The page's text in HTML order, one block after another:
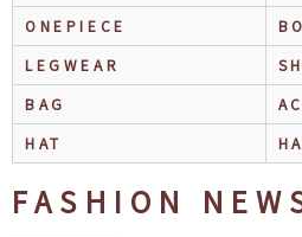
ONEPIECE
LEGWEAR
BAG
HAT
FASHION